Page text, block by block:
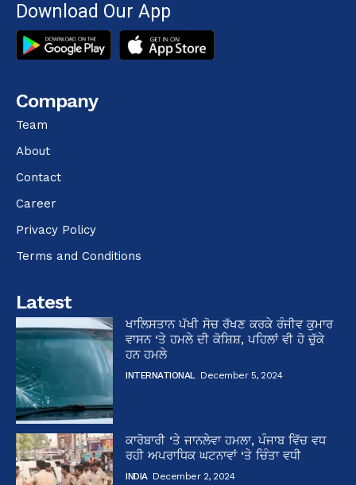
Download Our App
Company
Team
About
Contact
Career
Privacy Policy
Terms and Conditions
Latest
ਖਾਲਿਸਤਾਨ ਪੱਖੀ ਸੋਚ ਰੱਖਣ ਕਰਕੇ ਰੰਜੀਵ ਕੁਮਾਰ
ਵਾਸਨ ‘ਤੇ ਹਮਲੇ ਦੀ ਕੋਸ਼ਿਸ਼, ਪਹਿਲਾਂ ਵੀ ਹੋ ਚੁੱਕੇ
ਹਨ ਹਮਲੇ
INTERNATIONAL December 5, 2024
ਕਾਰੋਬਾਰੀ ‘ਤੇ ਜਾਨਲੇਵਾ ਹਮਲਾ, ਪੰਜਾਬ ਵਿੱਚ ਵਧ
ਰਹੀ ਅਪਰਾਧਿਕ ਘਟਨਾਵਾਂ ‘ਤੇ ਚਿੰਤਾ ਵਧੀ
INDIA December 2, 2024